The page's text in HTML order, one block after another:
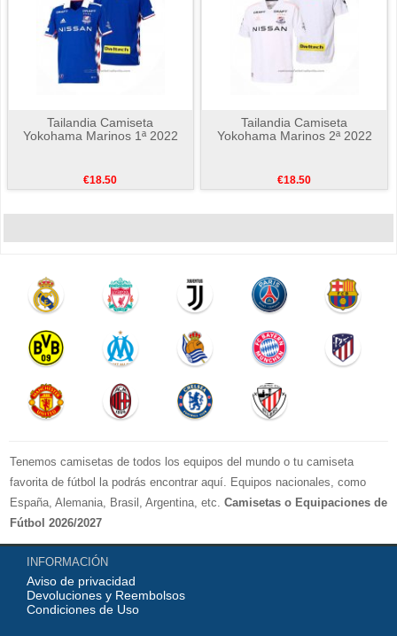
Tailandia Camiseta
Yokohama Marinos 1ª 2022
€18.50
Tailandia Camiseta
Yokohama Marinos 2ª 2022
€18.50
Tenemos camisetas de todos los equipos del mundo o tu camiseta
favorita de fútbol la podrás encontrar aquí. Equipos nacionales, como
España, Alemania, Brasil, Argentina, etc. Camisetas o Equipaciones de
Fútbol 2026/2027
La LIGA 2026-2027 : Real Madrid, Barcelona, Atletico Madrid, Sevilla,
Real Betis, Valencia, Athletic Bilbao, Real Sociedad, Deportivo de La
Coruna, Celta de Vigo, Cadiz, etc.
La Premier League 2026-2027 : Chelsea , Manchester City, Manchester
INFORMACIÓN
Aviso de privacidad
Devoluciones y Reembolsos
Condiciones de Uso